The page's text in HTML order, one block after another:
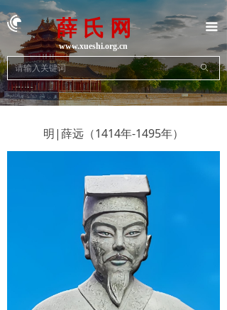
끀
首页
族史族志
地方宗亲
名人名企
ꄙ
薛 氏 网
www.xueshi.org.cn
明|薛远（1414年-1495年）